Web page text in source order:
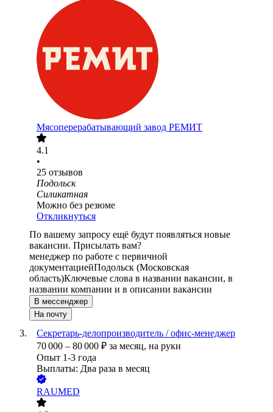
Мясоперерабатывающий завод РЕМИТ
4.1
•
25 отзывов
Подольск
Силикатная
Можно без резюме
Откликнуться
По вашему запросу ещё будут появляться новые
вакансии. Присылать вам?
менеджер по работе с первичной
документациейПодольск (Московская
область)Ключевые слова в названии вакансии, в
названии компании и в описании вакансии
В мессенджер
На почту
Секретарь-делопроизводитель / офис-менеджер
70 000 – 80 000 ₽ за месяц, на руки
Опыт 1-3 года
Выплаты: Два раза в месяц
RAUMED